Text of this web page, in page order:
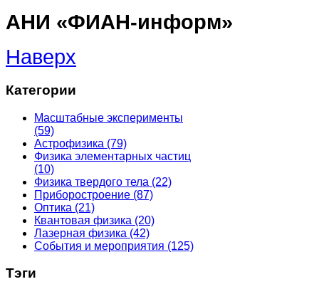
АНИ «ФИАН-информ»
Наверх
Категории
Масштабные эксперименты
(59)
Астрофизика (79)
Физика элементарных частиц
(10)
Физика твердого тела (22)
Приборостроение (87)
Оптика (21)
Квантовая физика (20)
Лазерная физика (42)
События и мероприятия (125)
Тэги